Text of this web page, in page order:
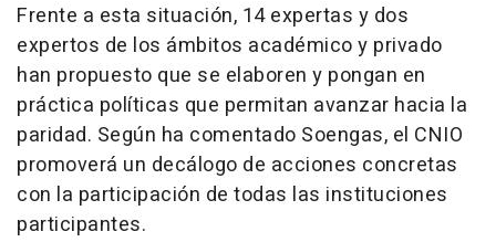
Frente a esta situación, 14 expertas y dos
expertos de los ámbitos académico y privado
han propuesto que se elaboren y pongan en
práctica políticas que permitan avanzar hacia la
paridad. Según ha comentado Soengas, el CNIO
promoverá un decálogo de acciones concretas
con la participación de todas las instituciones
participantes.